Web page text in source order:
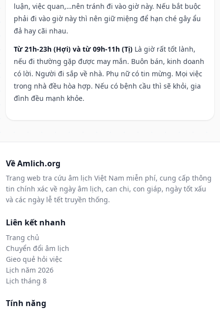
luận, việc quan,…nên tránh đi vào giờ này. Nếu bắt buộc
phải đi vào giờ này thì nên giữ miệng để hạn ché gây ẩu
đả hay cãi nhau.
Từ 21h-23h (Hợi) và từ 09h-11h (Tị) Là giờ rất tốt lành,
nếu đi thường gặp được may mắn. Buôn bán, kinh doanh
có lời. Người đi sắp về nhà. Phụ nữ có tin mừng. Mọi việc
trong nhà đều hòa hợp. Nếu có bệnh cầu thì sẽ khỏi, gia
đình đều mạnh khỏe.
Về Amlich.org
Trang web tra cứu âm lịch Việt Nam miễn phí, cung cấp thông
tin chính xác về ngày âm lịch, can chi, con giáp, ngày tốt xấu
và các ngày lễ tết truyền thống.
Liên kết nhanh
Trang chủ
Chuyển đổi âm lịch
Gieo quẻ hỏi việc
Lịch năm 2026
Lịch tháng 8
Tính năng